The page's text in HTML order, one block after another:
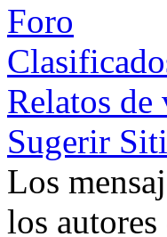
Foro
Relatos de
Sugerir
Los
los